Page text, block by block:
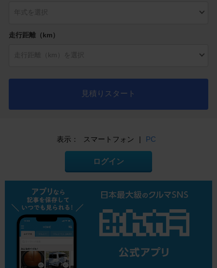
走行距離（km）
見積りスタート
表示： スマートフォン | PC
ログイン